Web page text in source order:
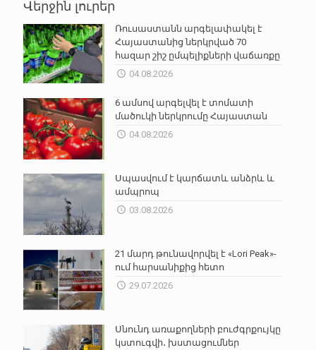
Վերջին լուրեր
Ռուսաստանն արգելափակել է
Հայաստանից ներկրված 70
հազար շիշ ըմպելիքների վաճառքը
04.08.2026
6 ամսով արգելվել է տոմատի
մածուկի ներկրումը Հայաստան
04.08.2026
Սպասվում է կարճատև անձրև և
ամպրոպ
03.08.2026
21 մարդ թունավորվել է «Lori Peak»-
ում հարսանիքից հետո
29.07.2026
Սնունդ առաքողների բուժգրքույկը
կստուգվի․ խստացումներ